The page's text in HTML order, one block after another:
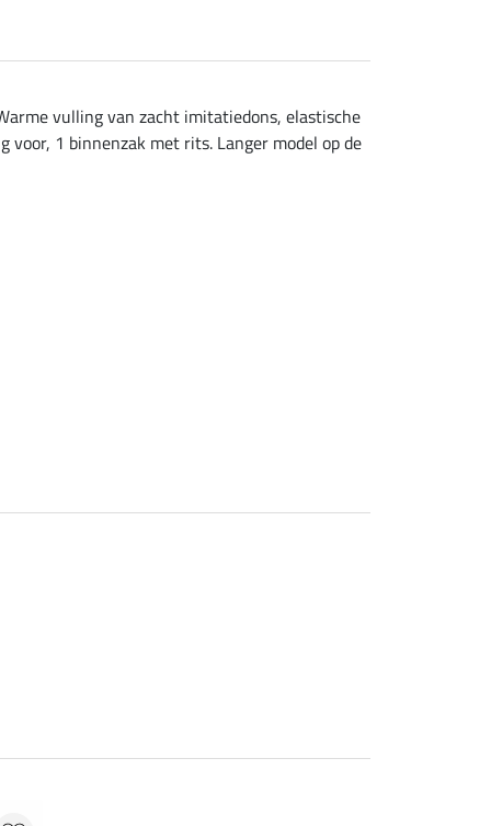
vulling van zacht imitatiedons, elastische
1 binnenzak met rits. Langer model op de